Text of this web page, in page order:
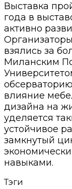
Выставка
года в
активно
взялись за
Миланским
влияние
дизайна на
уделяется
устойчивое
замкнутый
навыками.
Тэги